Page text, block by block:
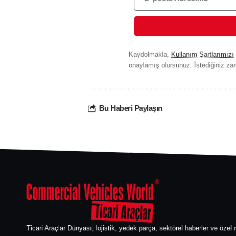
Kaydolmakla, Kullanım Şartlarımızı
onaylamış olursunuz. İstediğiniz
Bu Haberi Paylaşın
Ticari Araçlar Dünyası; lojistik, yedek parça, sektörel haberler ve özel